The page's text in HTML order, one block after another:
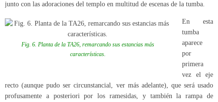
junto con las adoraciones del templo en multitud de escenas de la tumba.
Fig. 6. Planta de la TA26, remarcando sus estancias más
características.
En esta
tumba
aparece
por
primera
vez el eje
recto (aunque pudo ser circunstancial, ver más adelante), que será usado
profusamente a posteriori por los ramesidas, y también la rampa de